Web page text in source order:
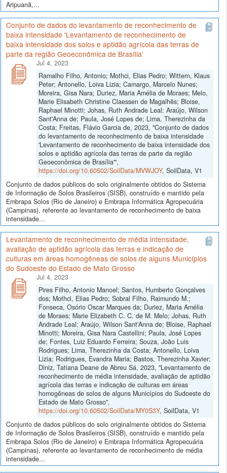
Aripuanã,...
Conjunto de dados do levantamento de reconhecimento de
baixa intensidade 'Levantamento de reconhecimento de
baixa intensidade dos solos e aptidão agrícola das terras de
parte da região Geoeconômica de Brasília'
Jul 4, 2023
Ramalho Filho, Antonio; Mothci, Elias Pedro; Wittern, Klaus
Peter; Antonello, Loiva Lizia; Camargo, Marcelo Nunes;
Moreira, Gisa Nara; Duriez, Maria Amélia de Moraes; Melo,
Marie Elisabeth Christine Claessen de Magalhẽs; Bloise,
Raphael Minotti; Johas, Ruth Andrade Leal; Araújo, Wilson
Sant'Anna de; Paula, José Lopes de; Lima, Therezinha da
Costa; Freitas, Flávio Garcia de, 2023, "Conjunto de dados
do levantamento de reconhecimento de baixa intensidade
'Levantamento de reconhecimento de baixa intensidade dos
solos e aptidão agrícola das terras de parte da região
Geoeconômica de Brasília'",
https://doi.org/10.60502/SoilData/MVWJOY, SoilData, V1
Conjunto de dados públicos do solo originalmente obtidos do Sistema
de Informação de Solos Brasileiros (SISB), construído e mantido pela
Embrapa Solos (Rio de Janeiro) e Embrapa Informática Agropecuária
(Campinas), referente ao levantamento de reconhecimento de baixa
intensidade...
Levantamento de reconhecimento de média intensidade,
avaliação de aptidão agrícola das terras e indicação de
culturas em áreas homogêneas de solos de alguns Municípios
do Sudoeste do Estado de Mato Grosso
Jul 4, 2023
Pires Filho, Antonio Manoel; Santos, Humberto Gonçalves
dos; Mothci, Elias Pedro; Sobral Filho, Raimundo M.;
Fonseca, Osório Oscar Marques da; Duriez, Maria Amélia
de Moraes; Marie Elizabeth C. C. de M. Melo; Johas, Ruth
Andrade Leal; Araújo, Wilson Sant'Anna de; Bloise, Raphael
Minotti; Moreira, Gisa Nara Castellini; Paula, José Lopes
de; Fontes, Luiz Eduardo Ferreira; Souza, João Luis
Rodrigues; Lima, Therezinha da Costa; Antonello, Loiva
Lizia; Rodrigues, Evandra Maria; Bastos, Therezinha Xavier;
Diniz, Tatiana Deane de Abreu Sá, 2023, "Levantamento de
reconhecimento de média intensidade, avaliação de aptidão
agrícola das terras e indicação de culturas em áreas
homogêneas de solos de alguns Municípios do Sudoeste do
Estado de Mato Grosso",
https://doi.org/10.60502/SoilData/MY0S3Y, SoilData, V1
Conjunto de dados públicos do solo originalmente obtidos do Sistema
de Informação de Solos Brasileiros (SISB), construído e mantido pela
Embrapa Solos (Rio de Janeiro) e Embrapa Informática Agropecuária
(Campinas), referente ao levantamento de reconhecimento de média
intensidade...